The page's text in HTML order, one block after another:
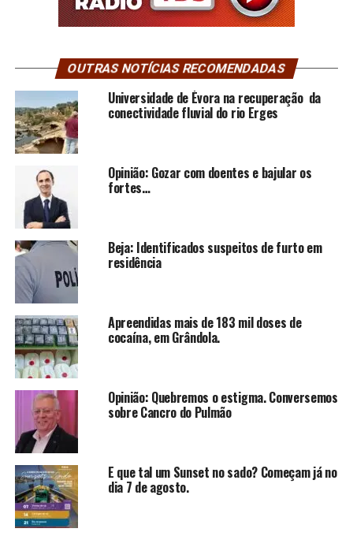
OUTRAS NOTÍCIAS RECOMENDADAS
Universidade de Évora na recuperação da
conectividade fluvial do rio Erges
Opinião: Gozar com doentes e bajular os
fortes…
Beja: Identificados suspeitos de furto em
residência
Apreendidas mais de 183 mil doses de
cocaína, em Grândola.
Opinião: Quebremos o estigma. Conversemos
sobre Cancro do Pulmão
E que tal um Sunset no sado? Começam já no
dia 7 de agosto.